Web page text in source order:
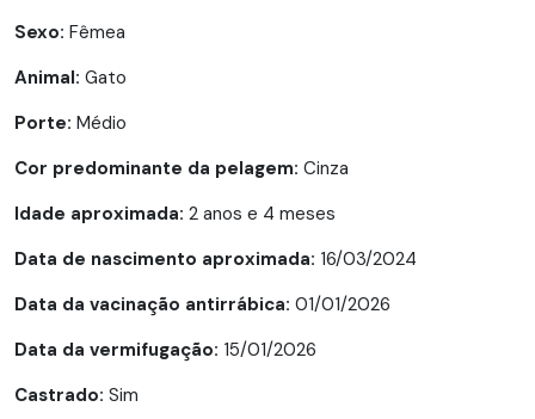
Sexo: Fêmea
Animal: Gato
Porte: Médio
Cor predominante da pelagem: Cinza
Idade aproximada: 2 anos e 4 meses
Data de nascimento aproximada: 16/03/2024
Data da vacinação antirrábica: 01/01/2026
Data da vermifugação: 15/01/2026
Castrado: Sim